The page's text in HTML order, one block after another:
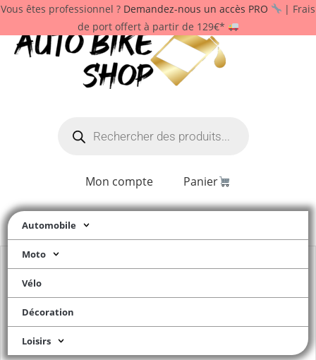
Vous êtes professionnel ? Demandez-nous un accès PRO
| Frais
de port offert à partir de 129€*
Mon compte Panier
Automobile
Moto
Vélo
Décoration
Loisirs